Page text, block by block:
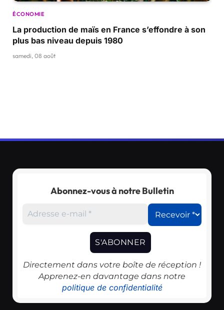
ÉCONOMIE
La production de maïs en France s’effondre à son
plus bas niveau depuis 1980
samedi, 08 août
Abonnez-vous à notre Bulletin
Directement dans votre boîte de réception !
Apprenez-en davantage dans notre
politique de confidentialité